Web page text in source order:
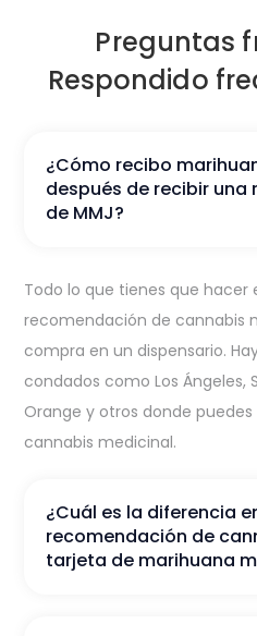
Preguntas
Respondido
¿Cómo recibo
después de recibir una
de MMJ?
Todo lo que tienes que hacer
recomendación de cannabis
compra en un dispensario.
condados como Los Ángeles,
Orange y otros donde
cannabis medicinal.
¿Cuál es la diferencia
recomendación de
tarjeta de marihuana